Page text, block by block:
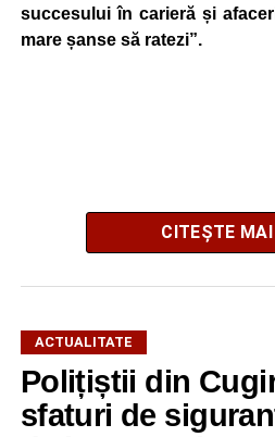
succesului în carieră și
mare șanse să ratezi”.
El a mărturisit totodată că a avut
Musk, fondatorul Tesla, SpaceX
CITEȘTE
ACTUALITATE
Polițiștii din
sfaturi de